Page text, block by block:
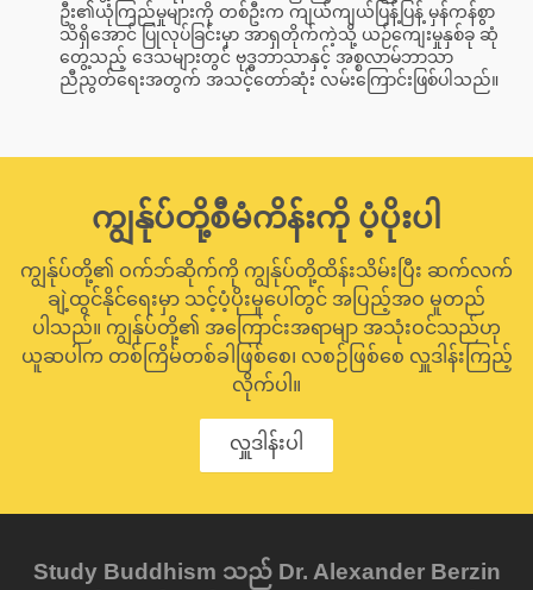
ဦး၏ယုံကြည်မှုများကို တစ်ဦးက ကျယ်ကျယ်ပြန့်ပြန့် မှန်ကန်စွာ
သိရှိအောင် ပြုလုပ်ခြင်းမှာ အာရှတိုက်ကဲ့သို့ ယဉ်ကျေးမှုနှစ်ခု ဆုံ
တွေ့သည့် ဒေသများတွင် ဗုဒ္ဓဘာသာနှင့် အစ္စလာမ်ဘာသာ
ညီညွတ်ရေးအတွက် အသင့်တော်ဆုံး လမ်းကြောင်းဖြစ်ပါသည်။
ကျွန်ုပ်တို့စီမံကိန်းကို ပံ့ပိုးပါ
ကျွန်ုပ်တို့၏ ဝက်ဘ်ဆိုက်ကို ကျွန်ုပ်တို့ထိန်းသိမ်းပြီး ဆက်လက်
ချဲ့ထွင်နိုင်ရေးမှာ သင့်ပံ့ပိုးမှုပေါ်တွင် အပြည့်အဝ မူတည်
ပါသည်။ ကျွန်ုပ်တို့၏ အကြောင်းအရာမျာ အသုံးဝင်သည်ဟု
ယူဆပါက တစ်ကြိမ်တစ်ခါဖြစ်စေ၊ လစဉ်ဖြစ်စေ လှူဒါန်းကြည့်
လိုက်ပါ။
လှူဒါန်းပါ
Study Buddhism သည် Dr. Alexander Berzin